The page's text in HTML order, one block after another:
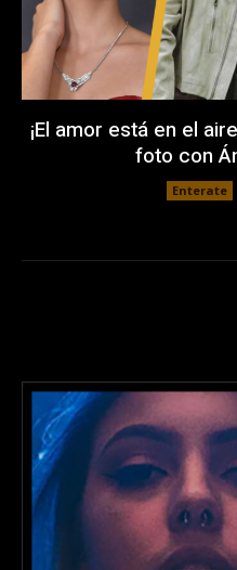
¡El amor está en el
foto con
Enterate